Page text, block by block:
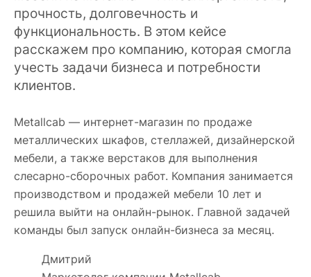
прочность, долговечность и
функциональность. В этом кейсе
расскажем про компанию, которая смогла
учесть задачи бизнеса и потребности
клиентов.
Metallcab — интернет-магазин по продаже
металлических шкафов, стеллажей, дизайнерской
мебели, а также верстаков для выполнения
слесарно-сборочных работ. Компания занимается
производством и продажей мебели 10 лет и
решила выйти на онлайн-рынок. Главной задачей
команды был запуск онлайн-бизнеса за месяц.
Дмитрий